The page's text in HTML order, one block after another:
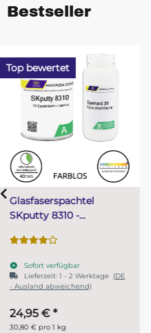
Bestseller
Top bewertet
Epoxyspachtel Set 1,5 kg
MIPA E90 2K Spachtel
Sofort verfügbar
Lieferzeit:1 - 2 Werktage
- Ausland abweichend)
28,95 €
19,30 € pro 1 kg